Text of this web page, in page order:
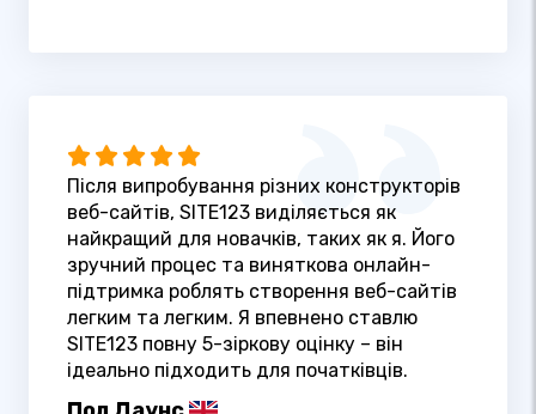
Після випробування різних конструкторів
веб-сайтів, SITE123 виділяється як
найкращий для новачків, таких як я. Його
зручний процес та виняткова онлайн-
підтримка роблять створення веб-сайтів
легким та легким. Я впевнено ставлю
SITE123 повну 5-зіркову оцінку – він
ідеально підходить для початківців.